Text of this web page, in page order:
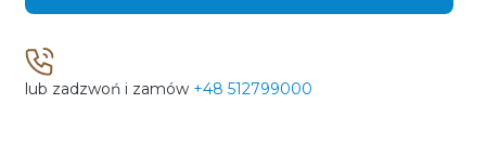
lub zadzwoń i zamów +48 512799000